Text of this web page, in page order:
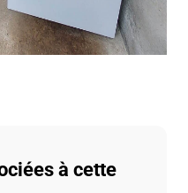
à cette